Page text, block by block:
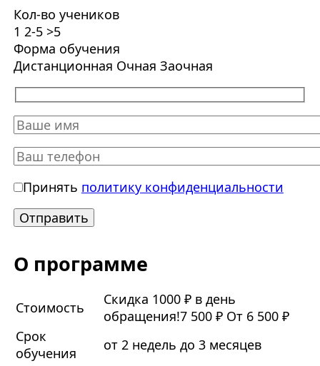
Кол-во учеников
1 2-5 >5
Форма обучения
Дистанционная Очная Заочная
Принять политику конфиденциальности
О программе
Стоимость
Скидка 1000 ₽ в день
обращения!7 500 ₽ От 6 500 ₽
Срок
обучения
от 2 недель до 3 месяцев